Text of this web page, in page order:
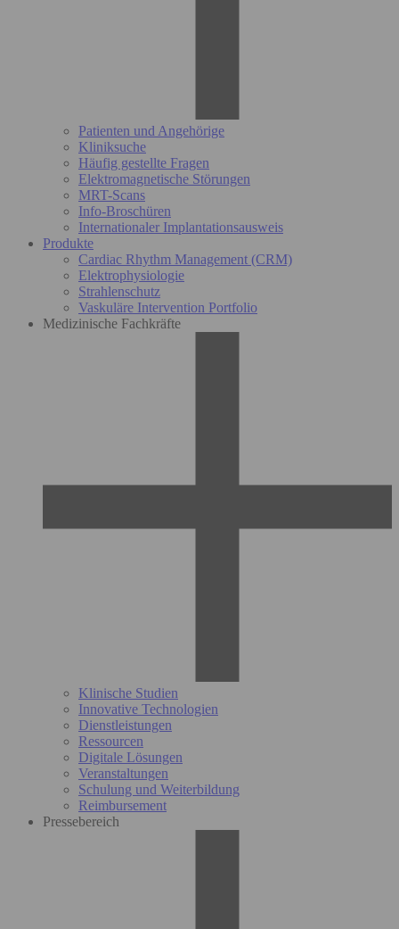
Patienten und Angehörige
Kliniksuche
Häufig gestellte Fragen
Elektromagnetische Störungen
MRT-Scans
Info-Broschüren
Internationaler Implantationsausweis
Produkte
Cardiac Rhythm Management (CRM)
Elektrophysiologie
Strahlenschutz
Vaskuläre Intervention Portfolio
Medizinische Fachkräfte
Klinische Studien
Innovative Technologien
Dienstleistungen
Ressourcen
Digitale Lösungen
Veranstaltungen
Schulung und Weiterbildung
Reimbursement
Pressebereich